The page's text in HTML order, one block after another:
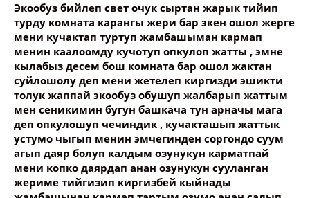
Экообуз бийлеп свет очук сыртан жарык тийип
турду комната карангы жери бар экен ошол жерге
мени кучактап туртуп жамбашыман кармап
менин каалоомду кучотуп опкулоп жатты , эмне
кылабыз десем бош комната бар ошол жактан
суйлошолу деп мени жетелеп киргизди эшикти
толук жаппай экообуз обушуп жалбарып жаттым
мен сеникимин бугун башкача тун арначы мага
деп опкулошуп чечиндик , кучакташып жаттык
устумо чыгып менин эмчегинден соргондо суум
агып даяр болуп калдым озунукун карматпай
мени копко даярдап анан озунукун сууланган
жериме тийгизип киргизбей кыйнады